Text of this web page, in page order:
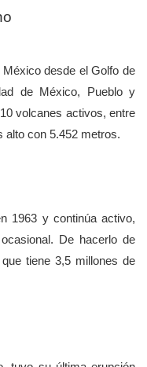
desde el Golfo de
de México, Pueblo y
volcanes activos, entre
alto con 5.452 metros.
1963 y continúa activo,
De hacerlo de
tiene 3,5 millones de